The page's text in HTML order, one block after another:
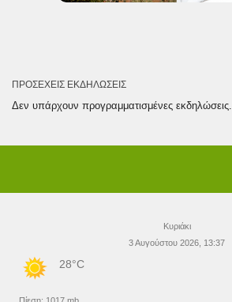
ΠΡΟΣΕΧΕΊΣ ΕΚΔΗΛΏΣΕΙΣ
Δεν υπάρχουν προγραμματισμένες εκδηλώσεις.
Κυριάκι
3 Αυγούστου 2026, 13:37
28°C